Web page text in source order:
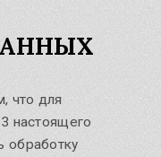
что для
настоящего
обработку